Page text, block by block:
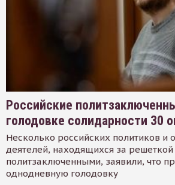
Российские
голодовке солидарности 30
Несколько российских политиков и
деятелей, находящихся за
политзаключенными, заявили, что
однодневную голодовку